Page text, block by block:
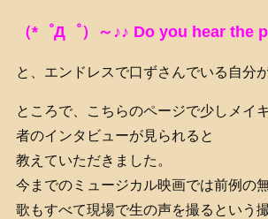
（*゜Д゜）～♪♪ Do you hear the
と、エンドレスで口ずさんでいる自分
ところで、こちらのページで少しメイ
者のインタビューが見られると
教えていただきました。
今までのミュージカル映画では前例の無
歌もすべて現場で生の声を撮るという